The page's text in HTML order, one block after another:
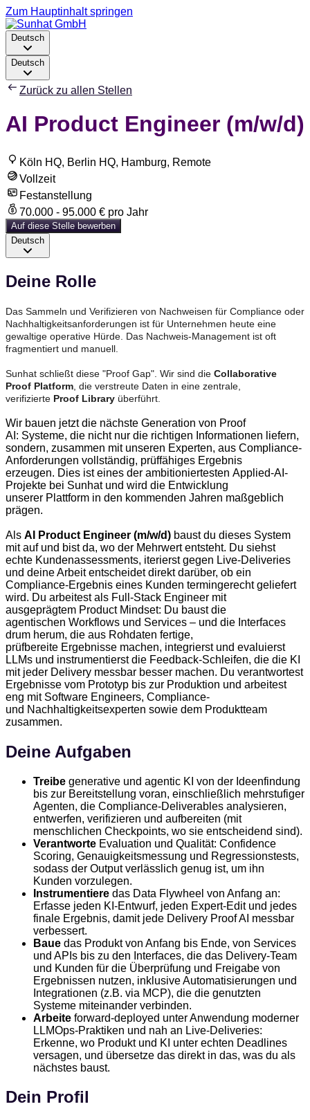
Zum Hauptinhalt springen
Deutsch
Deutsch
Zurück zu allen Stellen
AI Product Engineer (m/w/d)
Köln HQ, Berlin HQ, Hamburg, Remote
Vollzeit
Festanstellung
70.000 - 95.000 € pro Jahr
Auf diese Stelle bewerben
Deutsch
Deine Rolle
Das Sammeln und Verifizieren von Nachweisen für Compliance oder
Nachhaltigkeitsanforderungen ist für Unternehmen heute eine
gewaltige operative Hürde. Das Nachweis-Management ist oft
fragmentiert und manuell
Sunhat schließt diese "Proof Gap". Wir sind die Collaborative
Proof Platform , die verstreute Daten in eine zentrale,
verifizierte Proof Library überführt.
Wir bauen jetzt die nächste Generation von Proof
AI: Systeme, die nicht nur die richtigen Informationen liefern,
sondern, zusammen mit unseren Experten, aus Compliance-
Anforderungen vollständig, prüffähiges Ergebnis
erzeugen. Dies ist eines der ambitioniertesten Applied-AI-
Projekte bei Sunhat und wird die Entwicklung
unserer Plattform in den kommenden Jahren maßgeblich
prägen.
Als AI Product Engineer (m/w/d) baustdu dieses System
mit auf und bist da, wo der Mehrwert entsteht. Du siehst
echte Kundenassessments, iterierst gegen Live-Deliveries
und deine Arbeitentscheidet direkt darüber, ob ein
Compliance-Ergebnis eines Kunden termingerechtgeliefert
wird. Du arbeitestals Full-Stack Engineer mit
ausgeprägtem Product Mindset: Du baustdie
agentischen Workflows und Services – und die Interfaces
drum herum, die aus Rohdaten fertige,
prüfbereite Ergebnisse machen, integrierst und evaluierst
LLMs und instrumentierstdie Feedback-Schleifen, die die KI
mit jeder Delivery messbar besser machen. Du verantwortest
Ergebnisse vom Prototyp bis zur Produktion und arbeitest
eng mit Software Engineers, Compliance-
und Nachhaltigkeitsexperten sowie dem Produktteam
zusammen.
Deine Aufgaben
Treibe generative und agentic KI von der Ideenfindung
bis zur Bereitstellung voran, einschließlich mehrstufiger
Agenten, die Compliance-Deliverables analysieren,
entwerfen, verifizieren und aufbereiten (mit
menschlichen Checkpoints, wo sie entscheidend sind).
Verantworte Evaluation und Qualität: Confidence
Scoring, Genauigkeitsmessung und Regressionstests,
sodass der Output verlässlich genug ist, um ihn
Kunden vorzulegen.
Instrumentiere das Data Flywheel von Anfang an:
Erfasse jeden KI-Entwurf, jeden Expert-Edit und jedes
finale Ergebnis, damit jede Delivery Proof AI messbar
verbessert.
Baue das Produkt von Anfang bis Ende, von Services
und APIs bis zu den Interfaces, die das Delivery-Team
und Kunden für die Überprüfung und Freigabe von
Ergebnissen nutzen, inklusive Automatisierungen und
Integrationen (z.B. via MCP), die die genutzten
Systeme miteinander verbinden.
Arbeite forward-deployed unter Anwendung moderner
LLMOps-Praktiken und nah an Live-Deliveries:
Erkenne, wo Produkt und KI unter echten Deadlines
versagen, und übersetze das direkt in das, was du als
nächstes baust.
Dein Profil